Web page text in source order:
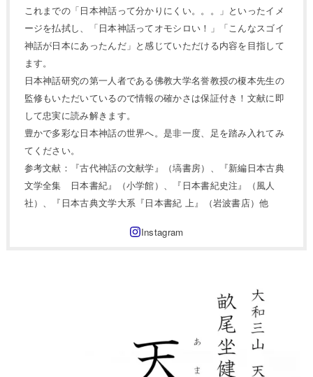
これまでの「日本神話って分かりにくい。。。」といったイメ
ージを払拭し、「日本神話ってオモシロい！」「こんなスゴイ
神話が日本にあったんだ」と感じていただける内容を目指して
ます。
日本神話研究の第一人者である佛教大学名誉教授の榎本先生の
監修もいただいているので情報の確かさは保証付き！文献に即
して忠実に読み解きます。
豊かで多彩な日本神話の世界へ。是非一度、足を踏み入れてみ
てください。
参考文献：『古代神話の文献学』（塙書房）、『新編日本古典
文学全集 日本書紀』（小学館）、『日本書紀史注』（風人
社）、『日本古典文学大系『日本書紀 上』（岩波書店）他